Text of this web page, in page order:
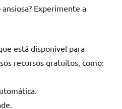
Experimente a
está disponível para
recursos gratuitos, como: